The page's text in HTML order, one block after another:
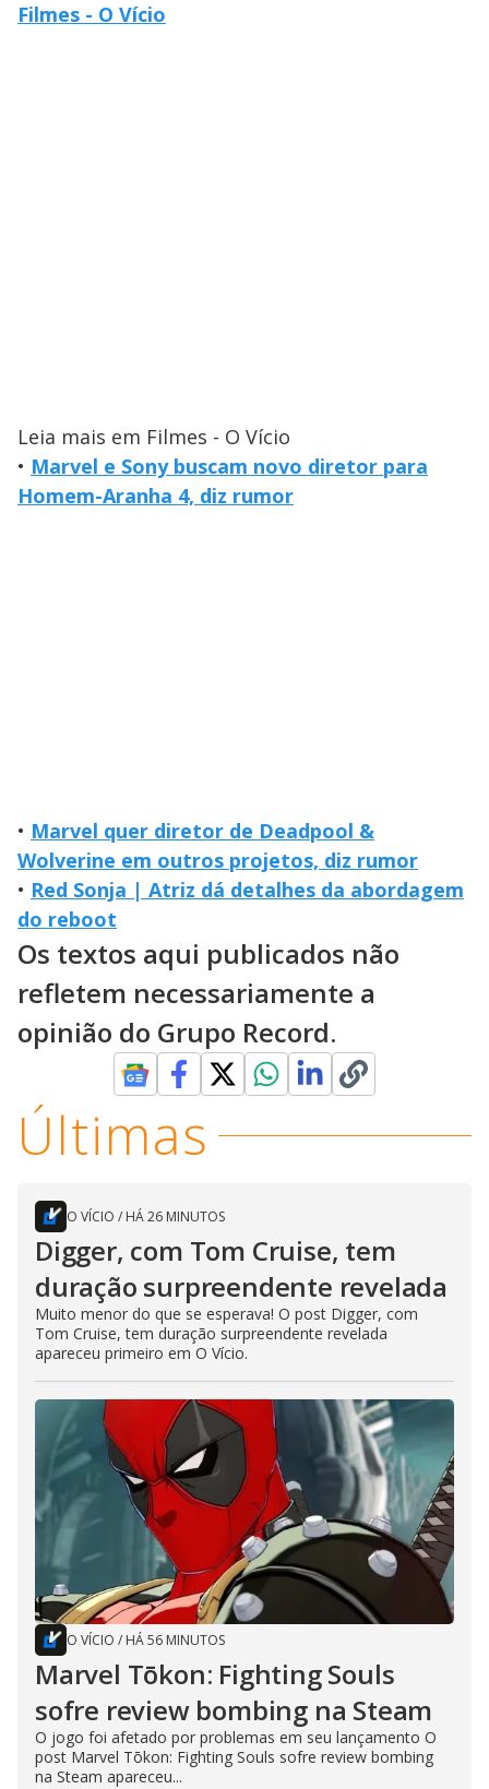
Filmes - O Vício
Leia mais em Filmes - O Vício
• Marvel e Sony buscam novo diretor para
Homem-Aranha 4, diz rumor
• Marvel quer diretor de Deadpool &
Wolverine em outros projetos, diz rumor
• Red Sonja | Atriz dá detalhes da abordagem
do reboot
Os textos aqui publicados não
refletem necessariamente a
opinião do Grupo Record.
Últimas
O VÍCIO / HÁ 26 MINUTOS
Digger, com Tom Cruise, tem
duração surpreendente revelada
Muito menor do que se esperava! O post Digger, com
Tom Cruise, tem duração surpreendente revelada
apareceu primeiro em O Vício.
O VÍCIO / HÁ 56 MINUTOS
Marvel Tōkon: Fighting Souls
sofre review bombing na Steam
O jogo foi afetado por problemas em seu lançamento O
post Marvel Tōkon: Fighting Souls sofre review bombing
na Steam apareceu...